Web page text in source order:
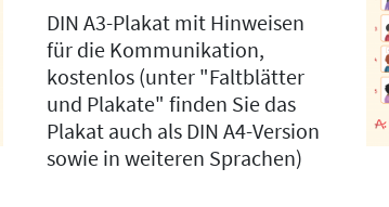
DIN A3-Plakat mit Hinweisen
für die Kommunikation,
kostenlos (unter "Faltblätter
und Plakate" finden Sie das
Plakat auch als DIN A4-Version
sowie in weiteren Sprachen)